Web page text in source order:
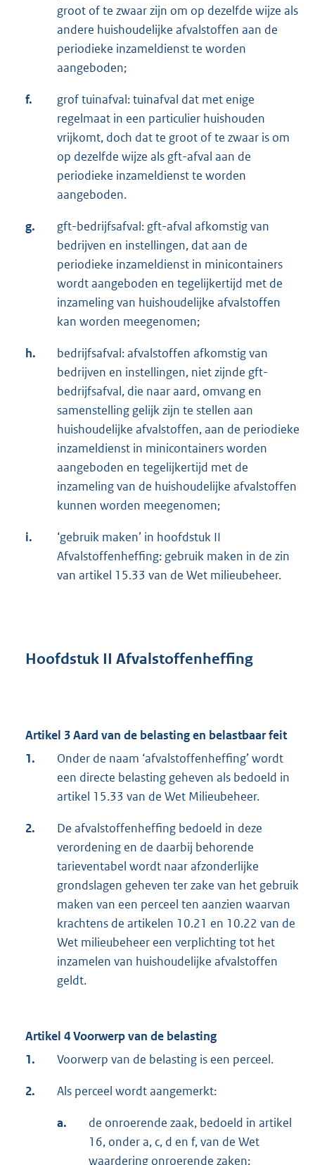
groot of te zwaar zijn om op dezelfde wijze als
andere huishoudelijke afvalstoffen aan de
periodieke inzameldienst te worden
aangeboden;
f.
grof tuinafval: tuinafval dat met enige
regelmaat in een particulier huishouden
vrijkomt, doch dat te groot of te zwaar is om
op dezelfde wijze als gft-afval aan de
periodieke inzameldienst te worden
aangeboden.
g.
gft-bedrijfsafval: gft-afval afkomstig van
bedrijven en instellingen, dat aan de
periodieke inzameldienst in minicontainers
wordt aangeboden en tegelijkertijd met de
inzameling van huishoudelijke afvalstoffen
kan worden meegenomen;
h.
bedrijfsafval: afvalstoffen afkomstig van
bedrijven en instellingen, niet zijnde gft-
bedrijfsafval, die naar aard, omvang en
samenstelling gelijk zijn te stellen aan
huishoudelijke afvalstoffen, aan de periodieke
inzameldienst in minicontainers worden
aangeboden en tegelijkertijd met de
inzameling van de huishoudelijke afvalstoffen
kunnen worden meegenomen;
i.
‘gebruik maken’ in hoofdstuk II
Afvalstoffenheffing: gebruik maken in de zin
van artikel 15.33 van de Wet milieubeheer.
Hoofdstuk II Afvalstoffenheffing
Artikel 3 Aard van de belasting en belastbaar feit
1.
Onder de naam ‘afvalstoffenheffing’ wordt
een directe belasting geheven als bedoeld in
artikel 15.33 van de Wet Milieubeheer.
2.
De afvalstoffenheffing bedoeld in deze
verordening en de daarbij behorende
tarieventabel wordt naar afzonderlijke
grondslagen geheven ter zake van het gebruik
maken van een perceel ten aanzien waarvan
krachtens de artikelen 10.21 en 10.22 van de
Wet milieubeheer een verplichting tot het
inzamelen van huishoudelijke afvalstoffen
geldt.
Artikel 4 Voorwerp van de belasting
1.
Voorwerp van de belasting is een perceel.
2. Als perceel wordt aangemerkt:
a.
de onroerende zaak, bedoeld in artikel
16, onder a, c, d en f, van de Wet
waardering onroerende zaken;